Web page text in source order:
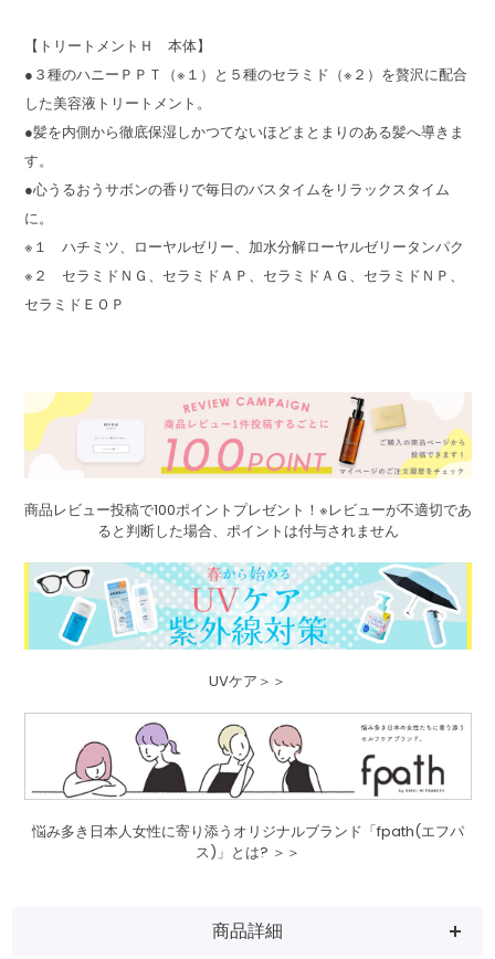
【トリートメントＨ 本体】
●３種のハニーＰＰＴ（※１）と５種のセラミド（※２）を贅沢に配合
した美容液トリートメント。
●髪を内側から徹底保湿しかつてないほどまとまりのある髪へ導きま
す。
●心うるおうサボンの香りで毎日のバスタイムをリラックスタイム
に。
※１ ハチミツ、ローヤルゼリー、加水分解ローヤルゼリータンパク
※２ セラミドＮＧ、セラミドＡＰ、セラミドＡＧ、セラミドＮＰ、
セラミドＥＯＰ
商品レビュー投稿で100ポイントプレゼント！※レビューが不適切であ
ると判断した場合、ポイントは付与されません
UVケア＞＞
悩み多き日本人女性に寄り添うオリジナルブランド「fpath(エフパ
ス)」とは? ＞＞
商品詳細